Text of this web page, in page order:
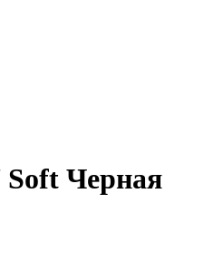
Soft Черная